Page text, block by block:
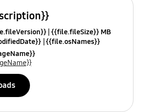
{{file.fileSize}} MB
{{file.osNames}}